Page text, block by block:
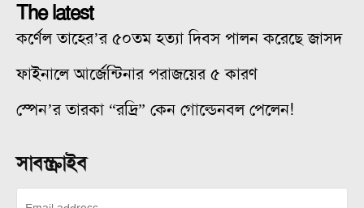
The latest
কর্ণেল তাহের’র ৫০তম হত্যা দিবস পালন করেছে জাসদ
ফাইনালে আর্জেন্টিনার পরাজয়ের ৫ কারণ
স্পেন’র তারকা “রদ্রি” কেন গোল্ডেনবল পেলেন!
সাবস্ক্রাইব